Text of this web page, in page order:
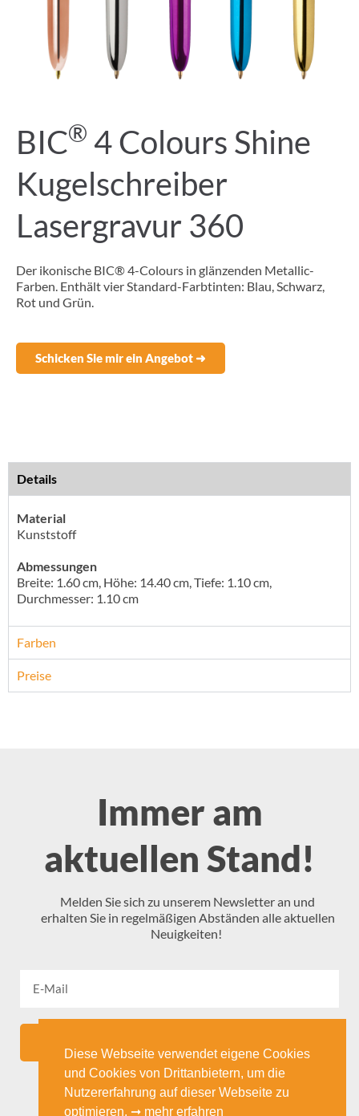
BIC® 4 Colours Shine
Kugelschreiber
Lasergravur 360
Der ikonische BIC® 4-Colours in glänzenden Metallic-
Farben. Enthält vier Standard-Farbtinten: Blau, Schwarz,
Rot und Grün.
Schicken Sie mir ein Angebot ➜
Details
Material
Kunststoff
Abmessungen
Breite: 1.60 cm, Höhe: 14.40 cm, Tiefe: 1.10 cm,
Durchmesser: 1.10 cm
Farben
Preise
Immer am
aktuellen Stand!
Melden Sie sich zu unserem Newsletter an und
erhalten Sie in regelmäßigen Abständen alle aktuellen
Neuigkeiten!
Diese Webseite verwendet eigene Cookies
und Cookies von Drittanbietern, um die
Nutzererfahrung auf dieser Webseite zu
optimieren. ➞ mehr erfahren